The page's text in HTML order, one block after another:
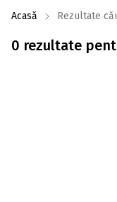
Acasă Rezultate
0 rezultate